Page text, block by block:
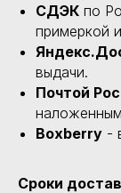
СДЭК по
примеркой
выдачи.
Почтой
Boxberry -
Сроки